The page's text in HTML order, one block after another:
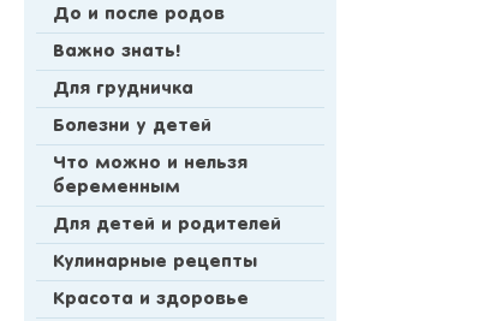
До и после родов
Важно знать!
Для грудничка
Болезни у детей
Что можно и нельзя
беременным
Для детей и родителей
Кулинарные рецепты
Красота и здоровье